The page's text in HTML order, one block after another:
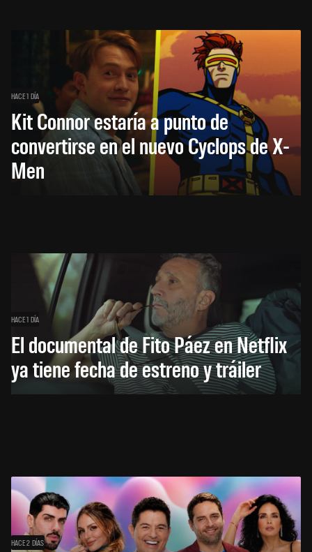
HACE 1 DÍA
Kit Connor estaría a punto de
convertirse en el nuevo Cyclops de X-
Men
HACE 1 DÍA
El documental de Fito Páez en Netflix
ya tiene fecha de estreno y tráiler
HACE 2 DÍAS